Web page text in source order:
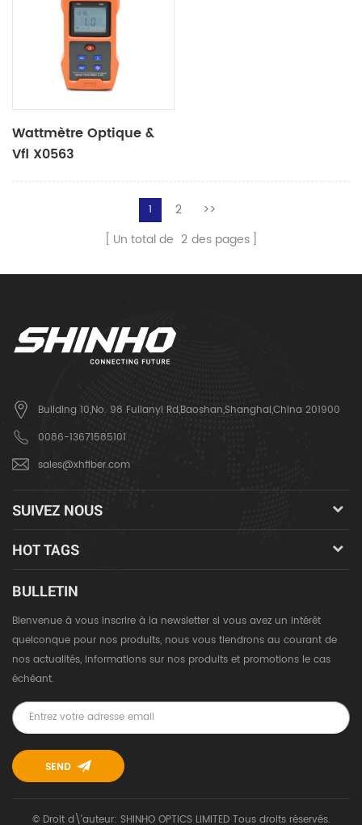
Wattmètre Optique &
Vfl X0563
1 2
>>
Un total de 2 des pages
Building 10,No. 98 Fulianyi Rd,Baoshan,Shanghai,China 201900
0086-13671585101
sales@xhfiber.com
SUIVEZ NOUS
HOT TAGS
BULLETIN
Bienvenue à vous inscrire à la newsletter si vous avez un intérêt
quelconque pour nos produits, nous vous tiendrons au courant de
nos actualités, informations sur nos produits et promotions le cas
échéant.
© Droit d\'auteur: SHINHO OPTICS LIMITED Tous droits réservés.